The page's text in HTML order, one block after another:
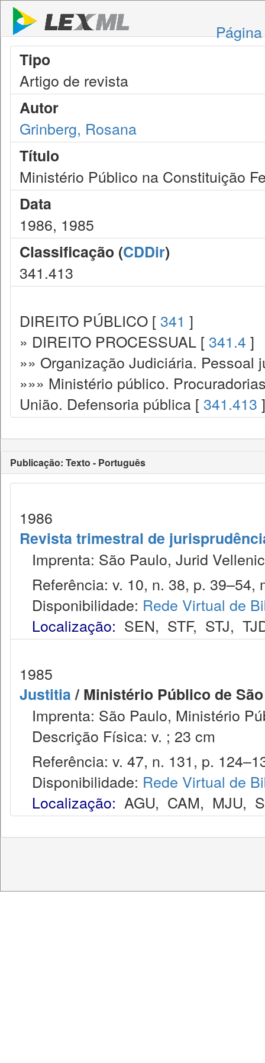
Tipo
Artigo de revista
Autor
Grinberg, Rosana
Título
Ministério Público na Constituição
Data
1986, 1985
Classificação (CDDir)
341.413
DIREITO PÚBLICO [ 341 ]
» DIREITO PROCESSUAL [ 341.4 ]
»» Organização Judiciária. Pessoal
»»» Ministério público.
União. Defensoria pública [ 341.413 ]
Publicação: Texto - Português
1986
Revista trimestral de
Imprenta: São Paulo, Jurid
Referência: v. 10, n. 38, p. 39–54,
Disponibilidade: Rede Virtual de
Localização: SEN, STF, STJ,
1985
Justitia/ Ministério Público de
Imprenta: São Paulo, Ministério
Descrição Física: v. ; 23 cm
Referência: v. 47, n. 131, p.
Disponibilidade: Rede Virtual de
Localização: AGU, CAM, MJU,